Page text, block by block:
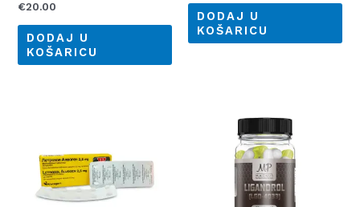
€20.00
DODAJ U
KOŠARICU
DODAJ U
KOŠARICU